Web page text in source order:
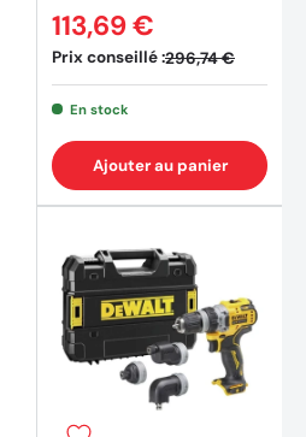
Prix conseillé :296,74 €
113,69 €
En stock
Ajouter au panier